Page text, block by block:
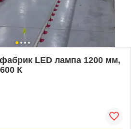
LED лампа 1200 мм,
К